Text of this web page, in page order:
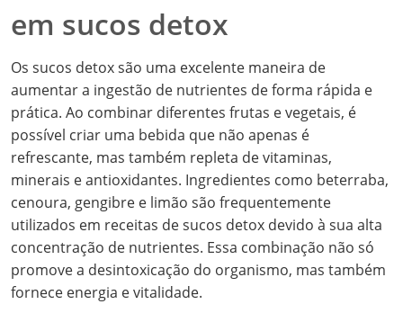
em sucos detox
Os sucos detox são uma excelente maneira de
aumentar a ingestão de nutrientes de forma rápida e
prática. Ao combinar diferentes frutas e vegetais, é
possível criar uma bebida que não apenas é
refrescante, mas também repleta de vitaminas,
minerais e antioxidantes. Ingredientes como beterraba,
cenoura, gengibre e limão são frequentemente
utilizados em receitas de sucos detox devido à sua alta
concentração de nutrientes. Essa combinação não só
promove a desintoxicação do organismo, mas também
fornece energia e vitalidade.